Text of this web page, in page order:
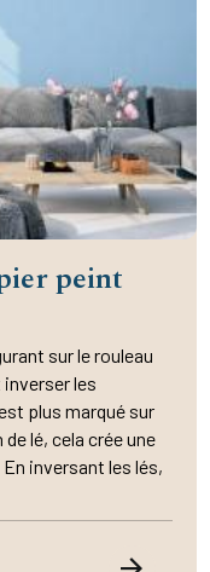
peint
sur le rouleau
les
plus marqué sur
lé, cela crée une
inversant les lés,